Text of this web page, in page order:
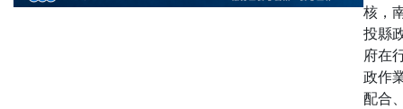
核，
投縣
府在
政作
配合